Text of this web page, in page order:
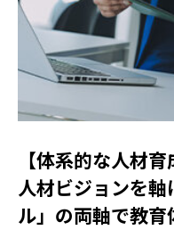
【体系的な人材育
人材ビジョンを
ル」の両軸で教